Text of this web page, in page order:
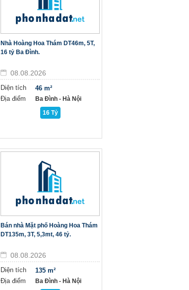
Nhà Hoàng Hoa Thám DT46m, 5T,
16 tỷ Ba Đình.
08.08.2026
Diện tích
Địa điểm
46 m²
Ba Đình - Hà Nội
16 Tỷ
Bán nhà Mặt phố Hoàng Hoa Thám
DT135m, 3T, 5,3mt, 46 tỷ.
08.08.2026
Diện tích
Địa điểm
135 m²
Ba Đình - Hà Nội